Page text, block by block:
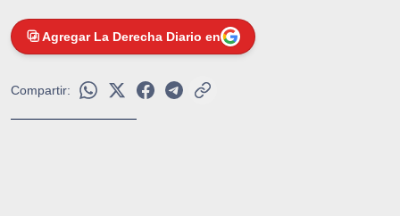
Agregar La Derecha Diario en
Compartir: